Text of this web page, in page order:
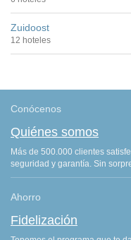
Zuidoost
12 hoteles
Conócenos
Quiénes somos
Más de 500.000 clientes
seguridad y garantía. Sin
Ahorro
Fidelización